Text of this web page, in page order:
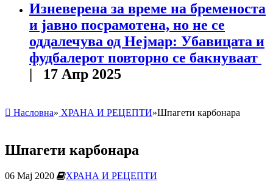
Изневерена за време на бременоста
и јавно посрамотена, но не се
оддалечува од Нејмар: Убавицата и
фудбалерот повторно се бакнуваат
| 17 Апр 2025
Насловна» ХРАНА И РЕЦЕПТИ»Шпагети карбонара
Шпагети карбонара
06 Мај 2020
ХРАНА И РЕЦЕПТИ